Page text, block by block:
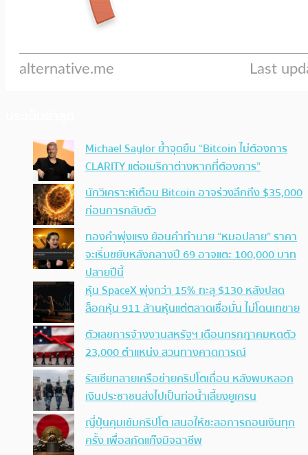
Michael Saylor ย้ำจุดยืน “Bitcoin ไม่ต้องการ
CLARITY แต่อเมริกาต่างหากที่ต้องการ”
นักวิเคราะห์เตือน Bitcoin อาจร่วงลึกถึง $35,000
ก่อนการกลับตัว
ทองคำพุ่งแรง ย้อนคำทำนาย “หมอปลาย” ราคา
จะเริ่มขยับหลังกลางปี 69 อาจแตะ 100,000 บาท
ปลายปีนี้
หุ้น SpaceX พุ่งกว่า 15% ทะลุ $130 หลังปลด
ล็อกหุ้น 911 ล้านหุ้นแต่ตลาดเชื่อมั่น ไม่โดนเทขาย
ตัวเลขการจ้างงานสหรัฐฯ เดือนกรกฎาคมหดตัว
23,000 ตำแหน่ง สวนทางคาดการณ์
รัสเซียทลายเครือข่ายคริปโตเถื่อน หลังพบหลอก
เงินประชาชนส่งไปเป็นท่อน้ำเลี้ยงยูเครน
ญี่ปุ่นคุมเข้มคริปโต เสนอให้ชะลอการถอนเงินทุก
ครั้ง เพื่อสกัดแก๊งมิจฉาชีพ